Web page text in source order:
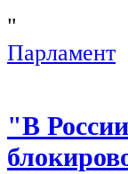
"
Парламент
"В